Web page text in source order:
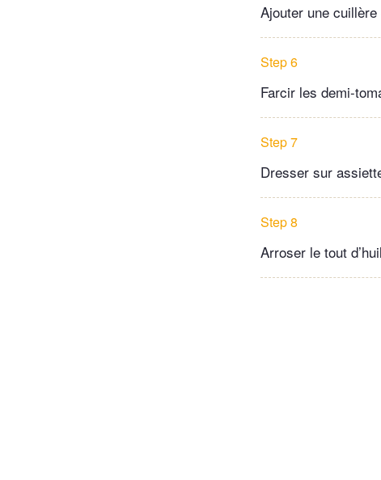
Ajouter une
Step 6
Farcir les demi-
Step 7
Dresser sur
Step 8
Arroser le tout